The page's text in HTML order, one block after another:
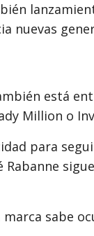
nuevas
está
Million o
para
sabe